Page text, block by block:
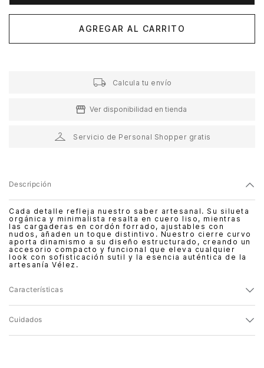
AGREGAR AL CARRITO
Calcula tu envío
Ver disponibilidad en tienda
Servicio de Personal Shopper gratis
Descripción
Cada detalle refleja nuestro saber artesanal. Su silueta
orgánica y minimalista resalta en cuero liso, mientras
las cargaderas en cordón forrado, ajustables con
nudos, añaden un toque distintivo. Nuestro cierre curvo
aporta dinamismo a su diseño estructurado, creando un
accesorio compacto y funcional que eleva cualquier
look con sofisticación sutil y la esencia auténtica de la
artesanía Vélez.
Características
Cuidados